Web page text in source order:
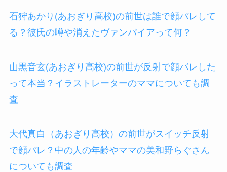
石狩あかり(あおぎり高校)の前世は誰で顔バレして
る？彼氏の噂や消えたヴァンパイアって何？
山黒音玄(あおぎり高校)の前世が反射で顔バレした
って本当？イラストレーターのママについても調
査
大代真白（あおぎり高校）の前世がスイッチ反射
で顔バレ？中の人の年齢やママの美和野らぐさん
についても調査